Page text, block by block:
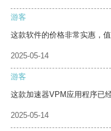
游客
这款软件的价格非常实惠，值
2025-05-14
游客
这款加速器VPM应用程序已
2025-05-14